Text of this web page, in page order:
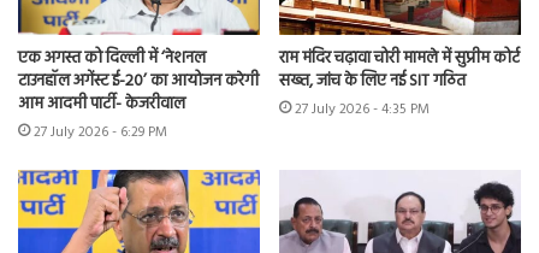
एक अगस्त को दिल्ली में ‘नेशनल
टाउनहॉल अगेंस्ट ई-20’ का आयोजन करेगी
आम आदमी पार्टी- केजरीवाल
27 July 2026 - 6:29 PM
राम मंदिर चढ़ावा चोरी मामले में सुप्रीम कोर्ट
सख्त, जांच के लिए नई SIT गठित
27 July 2026 - 4:35 PM